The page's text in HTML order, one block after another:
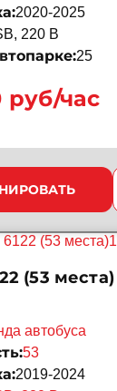
руб/час
2020-2025
220 B
25
(53 места)
автобуса
53
2019-2024